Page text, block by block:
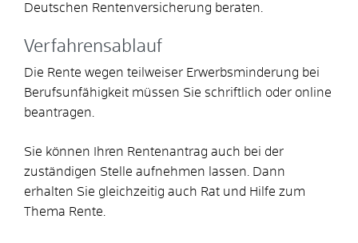
Deutschen Rentenversicherung beraten.
Verfahrensablauf
Die Rente wegen teilweiser Erwerbsminderung bei
Berufsunfähigkeit müssen Sie schriftlich oder online
beantragen.
Sie können Ihren Rentenantrag auch bei der
zuständigen Stelle aufnehmen lassen.
Dann
erhalten Sie gleichzeitig auch Rat und Hilfe zum
Thema Rente.